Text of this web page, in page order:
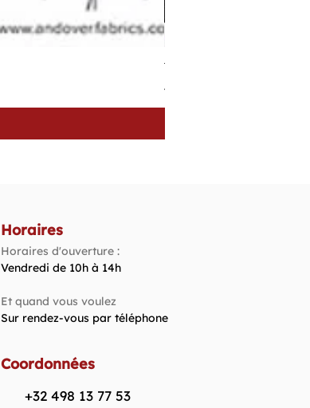
Tissu Patchwork Fond
Prix
4,40 €
Horaires
Horaires d'ouverture :
Vendredi de 10h à 14h​
Et quand vous voulez
Sur rendez-vous par téléphone
Coordonnées
+32 498 13 77 53